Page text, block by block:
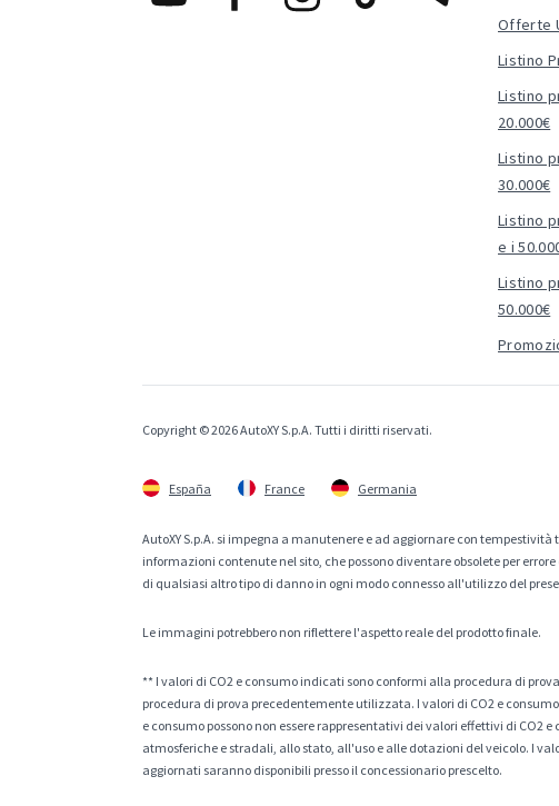
Offerte
Listino
Listino
20.000€
Listino
30.000€
Listino
e i
Listino
50.000€
Copyright © 2026 AutoXY S.p.A. Tutti i diritti riservati.
España France Germania
AutoXY S.p.A. si impegna a manutenere e ad aggiornare con
informazioni contenute nel sito, che possono diventare obsolete per
di qualsiasi altro tipo di danno in ogni modo connesso all'utilizzo del
Le immagini potrebbero non riflettere l'aspetto reale del prodotto finale.
** I valori di CO2 e consumo indicati sono conformi alla procedura di
procedura di prova precedentemente utilizzata. I valori di CO2 e
e consumo possono non essere rappresentativi dei valori effettivi di
atmosferiche e stradali, allo stato, all'uso e alle dotazioni del veicolo. I
aggiornati saranno disponibili presso il concessionario prescelto.